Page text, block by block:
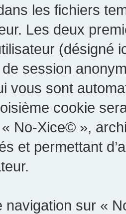
les fichiers
Les deux
(désigné
session
vous sont
cookie
No-Xice© »,
et permettant
navigation sur «